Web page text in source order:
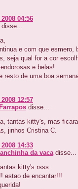
04:56
disse...
e com que esmero,
seja qual for a cor
e belas!
resto de uma boa
12:57
disse...
tantas kitty's, mas
jinhos Cristina C.
14:33
da vaca disse...
kitty's rsss
estao de encantar!!!